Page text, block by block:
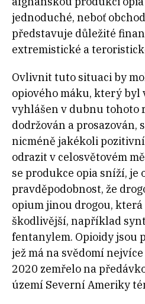
jednoduché, neboť
představuje důležité
extremistické a
Ovlivnit tuto situaci by
opiového máku, který byl
vyhlášen v dubnu tohoto
dodržován a prosazován,
nicméně jakékoli
odrazit v celosvětovém
se produkce opia sníží, je
pravděpodobnost, že
opium jinou drogou, která
škodlivější, například
fentanylem. Opioidy jsou
jež má na svědomí
2020 zemřelo na
území Severní Ameriky